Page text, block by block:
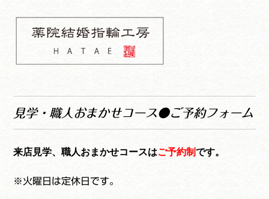
ン
ツ
キ
ッ
ビ
シ
へ
ス
ッ
プ
HATAE 予約フォーム
見学・職人おまかせコース●ご予約フォーム
来店見学、職人おまかせコースはご予約制です。
※火曜日は定休日です。